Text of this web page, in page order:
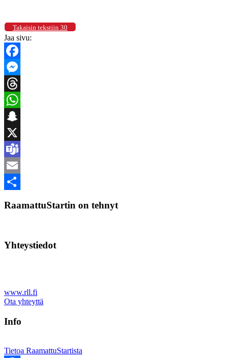
Takaisin tekstiin 30
Jaa sivu:
Facebook
Messenger
Threads
WhatsApp
Snapchat
X
Teams
Email
RaamattuStartin on tehnyt
Yhteystiedot
www.rll.fi
Ota yhteyttä
Info
Tietoa RaamattuStartista